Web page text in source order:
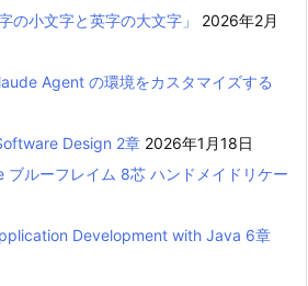
の小文字と英字の大文字」
2026年2月
Agent の環境をカスタマイズする
Design 2章 2026年1月18日
ブルーフレイム 8芯 ハンドメイドリケー
Development with Java 6章